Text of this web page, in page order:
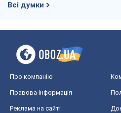
Всі думки
Про компанію
Правова інформація
Реклама на сайті